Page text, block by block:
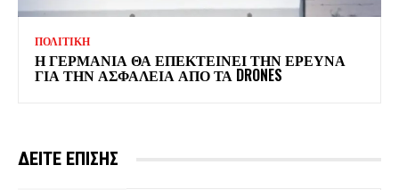
ΠΟΛΙΤΙΚΗ
Η ΓΕΡΜΑΝΙΑ ΘΑ ΕΠΕΚΤΕΙΝΕΙ ΤΗΝ ΕΡΕΥΝΑ
ΓΙΑ ΤΗΝ ΑΣΦΑΛΕΙΑ ΑΠΟ ΤΑ DRONES
ΔΕΙΤΕ ΕΠΙΣΗΣ